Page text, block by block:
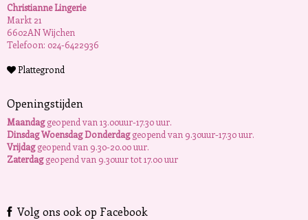
Christianne Lingerie
Markt 21
6602AN Wijchen
Telefoon: 024-6422936
Plattegrond
Openingstijden
Maandaggeopend van 13.00uur-17.30 uur.
Dinsdag Woensdag Donderdaggeopend van 9.30uur-17.30 uur.
Vrijdaggeopend van 9.30-20.00 uur.
Zaterdaggeopend van 9.30uur tot 17.00 uur
Volg ons ook op Facebook